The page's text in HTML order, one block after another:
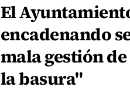
El
encadenando
mala gestión
la basura"